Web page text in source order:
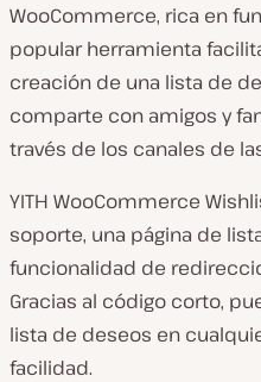
WooCommerce, rica en
popular herramienta
creación de una lista de
comparte con amigos y
través de los canales de
YITH WooCommerce
soporte, una página de
funcionalidad de
Gracias al código corto,
lista de deseos en
facilidad.